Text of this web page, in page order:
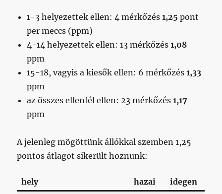
1-3 helyezettek ellen: 4 mérkőzés1,25pont
per meccs (ppm)
4-14 helyezettek ellen: 13 mérkőzés1,08
ppm
15-18, vagyis a kiesők ellen: 6 mérkőzés1,33
ppm
az összes ellenfél ellen: 23 mérkőzés1,17
ppm
A jelenleg mögöttünk állókkal szemben 1,25
pontos átlagot sikerült hoznunk:
hely hazai
idegen